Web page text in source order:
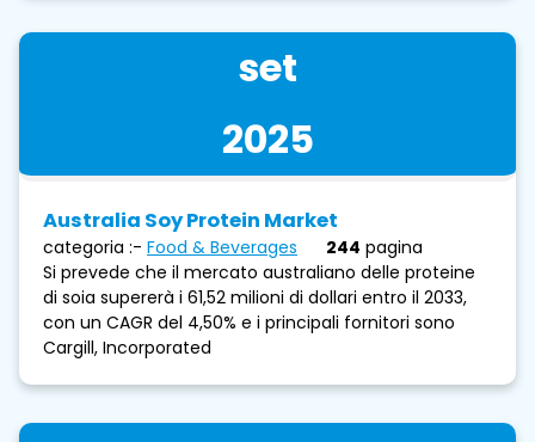
set
2025
Australia Soy Protein Market
categoria :- Food & Beverages 244 pagina
Si prevede che il mercato australiano delle proteine ​​
di soia supererà i 61,52 milioni di dollari entro il 2033,
con un CAGR del 4,50% e i principali fornitori sono
Cargill, Incorporated